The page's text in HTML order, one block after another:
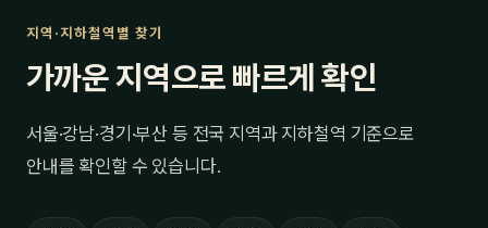
지역·지하철역별 찾기
가까운 지역으로 빠르게 확인
서울·강남·경기·부산 등 전국 지역과 지하철역 기준으로
안내를 확인할 수 있습니다.